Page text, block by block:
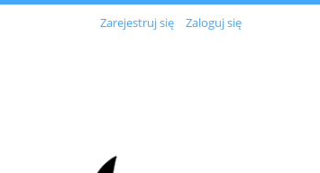
Zarejestruj się Zaloguj się